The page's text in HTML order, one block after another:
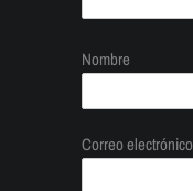
Nombre
Correo electrónico